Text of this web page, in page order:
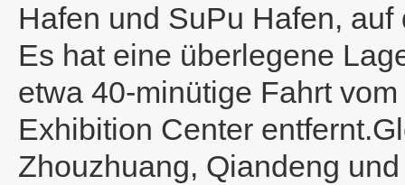
Hafen und SuPu Hafen,
Es hat eine überlegene
etwa 40-minütige Fahrt
Exhibition Center
Zhouzhuang, Qiandeng